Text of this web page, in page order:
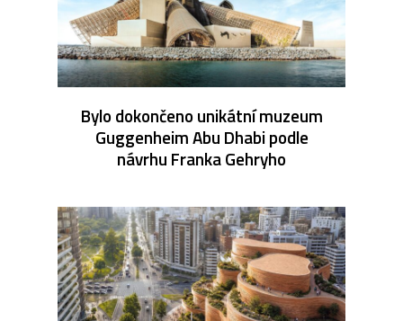
Bylo dokončeno unikátní muzeum
Guggenheim Abu Dhabi podle
návrhu Franka Gehryho